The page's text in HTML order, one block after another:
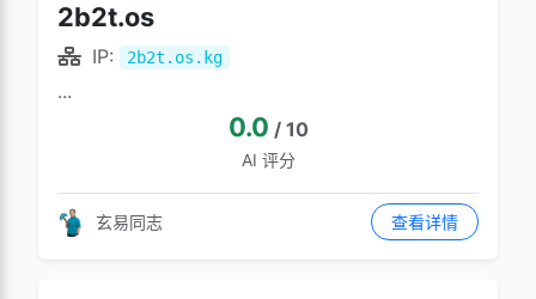
2b2t.os
IP: 2b2t.os.kg
...
0.0 / 10
AI 评分
玄易同志 查看详情